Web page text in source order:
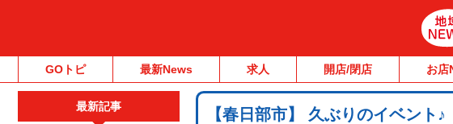
GOトピ 最新News 求人 開店/閉店 お店
【春日部市】 久ぶりのイベン
最新記事